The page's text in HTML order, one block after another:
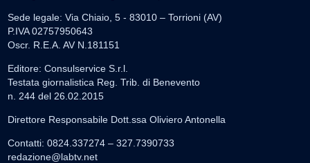
Sede legale: Via Chiaio, 5 - 83010 – Torrioni (AV)
P.IVA 02757950643
Oscr. R.E.A. AV N.181151
Editore: Consulservice S.r.l.
Testata giornalistica Reg. Trib. di Benevento
n. 244 del 26.02.2015
Direttore Responsabile Dott.ssa Oliviero Antonella
Contatti: 0824.337274 – 327.7390733
redazione@labtv.net